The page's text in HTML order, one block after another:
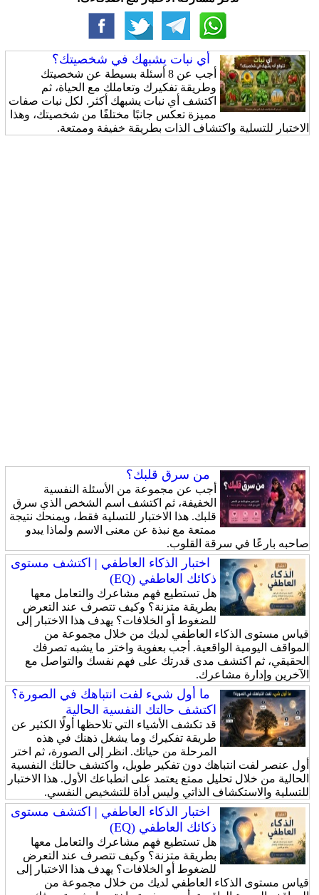
أي نبات يشبهك في شخصيتك؟
أجب عن 8 أسئلة بسيطة عن شخصيتك
وطريقة تفكيرك وتعاملك مع الحياة، ثم
اكتشف أي نبات يشبهك أكثر. لكل نبات صفات
مميزة تعكس جانبًا مختلفًا من شخصيتك، وهذا
الاختبار للتسلية واكتشاف الذات بطريقة خفيفة وممتعة.
من سرق قلبك؟
أجب عن مجموعة من الأسئلة النفسية
الخفيفة، ثم اكتشف اسم الشخص الذي سرق
قلبك. هذا الاختبار للتسلية فقط، ويمنحك نتيجة
ممتعة مع نبذة عن معنى الاسم ولماذا يبدو
صاحبه بارعًا في سرقة القلوب.
اختبار الذكاء العاطفي | اكتشف مستوى
ذكائك العاطفي (EQ)
هل تستطيع فهم مشاعرك والتعامل معها
بطريقة متزنة؟ وكيف تتصرف عند التعرض
للضغوط أو الخلافات؟ يهدف هذا الاختبار إلى
قياس مستوى الذكاء العاطفي لديك من خلال مجموعة من
المواقف اليومية الواقعية. أجب بعفوية واختر ما يشبه تصرفك
الحقيقي، ثم اكتشف مدى قدرتك على فهم نفسك والتواصل مع
الآخرين وإدارة مشاعرك.
ما أول شيء لفت انتباهك في الصورة؟
اكتشف حالتك النفسية الحالية
قد تكشف الأشياء التي تلاحظها أولًا الكثير عن
طريقة تفكيرك وما يشغل ذهنك في هذه
المرحلة من حياتك. انظر إلى الصورة، ثم اختر
أول عنصر لفت انتباهك دون تفكير طويل، واكتشف حالتك النفسية
الحالية من خلال تحليل ممتع يعتمد على انطباعك الأول. هذا الاختبار
للتسلية والاستكشاف الذاتي وليس أداة للتشخيص النفسي.
اختبار الذكاء العاطفي | اكتشف مستوى
ذكائك العاطفي (EQ)
هل تستطيع فهم مشاعرك والتعامل معها
بطريقة متزنة؟ وكيف تتصرف عند التعرض
للضغوط أو الخلافات؟ يهدف هذا الاختبار إلى
قياس مستوى الذكاء العاطفي لديك من خلال مجموعة من